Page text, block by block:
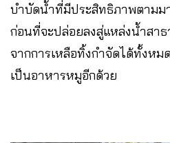
บำบัดน้ำที่มีประสิทธิภาพตามม
ก่อนที่จะปล่อยลงสู่แหล่งน้ำสา
จากการเหลือทิ้งกำจัดได้ทั้งห
เป็นอาหารหมูอีกด้วย